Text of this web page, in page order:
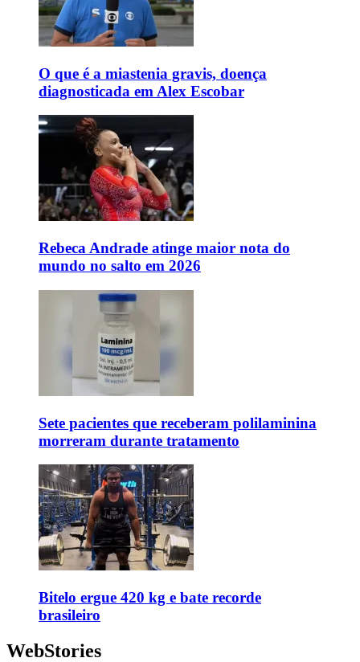
O que é a miastenia gravis, doença
diagnosticada em Alex Escobar
Rebeca Andrade atinge maior nota do
mundo no salto em 2026
Sete pacientes que receberam polilaminina
morreram durante tratamento
Bitelo ergue 420 kg e bate recorde
brasileiro
WebStories